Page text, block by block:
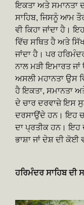
ਇਕਤਾ ਅਤੇ ਸਮਾਨਤਾ
ਸਾਹਿਬ, ਜਿਸਨੂੰ ਆਮ
ਵੀ ਕਿਹਾ ਜਾਂਦਾ ਹੈ।
ਵਿੱਚ ਸਥਿਤ ਹੈ ਅਤੇ
ਜਾਂਦਾ ਹੈ। ਪਰ
ਨਾਲ ਮੜੀ ਇਮਾਰਤ
ਅਸਲੀ ਮਹਾਨਤਾ ਉਸ
ਹੈ ਇਕਤਾ, ਸਮਾਨਤਾ
ਦੇ ਚਾਰ ਦਰਵਾਜ਼ੇ ਇਸ
ਦਰਸਾਉਂਦੇ ਹਨ। ਇਹ
ਦਾ ਪ੍ਰਤੀਕ ਹਨ। ਇਹ
ਭਾਸ਼ਾ ਜਾਂ ਦੇਸ਼ ਦੀ ਕੋਈ
ਹਰਿਮੰਦਰ ਸਾਹਿਬ ਦੀ